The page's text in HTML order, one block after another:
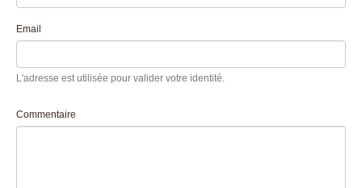
Email
L'adresse est utilisée pour valider votre identité.
Commentaire